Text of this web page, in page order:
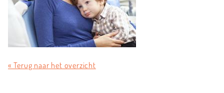
« Terug naar het overzicht